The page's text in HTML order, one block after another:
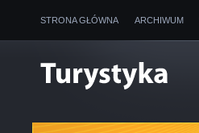
STRONA GŁÓWNA ARCHIWUM